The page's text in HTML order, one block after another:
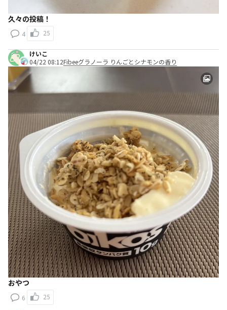
久々の投稿！
4 25
けいこ
04/22 08:12Fibeeグラノーラ りんごとシナモンの香り
おやつ
6 25